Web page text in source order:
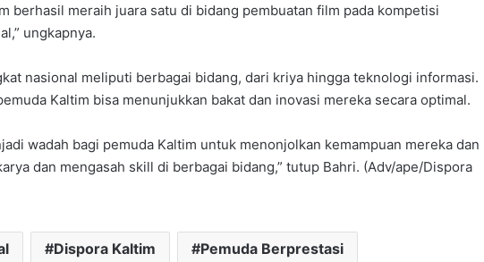
berhasil meraih juara satu di bidang pembuatan film pada kompetisi
ungkapnya.
nasional meliputi berbagai bidang, dari kriya hingga teknologi informasi.
Kaltim bisa menunjukkan bakat dan inovasi mereka secara optimal.
wadah bagi pemuda Kaltim untuk menonjolkan kemampuan mereka dan
dan mengasah skill di berbagai bidang,” tutup Bahri. (Adv/ape/Dispora
Dispora Kaltim Pemuda Berprestasi